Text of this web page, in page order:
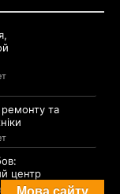
та
центр
Мова сайту